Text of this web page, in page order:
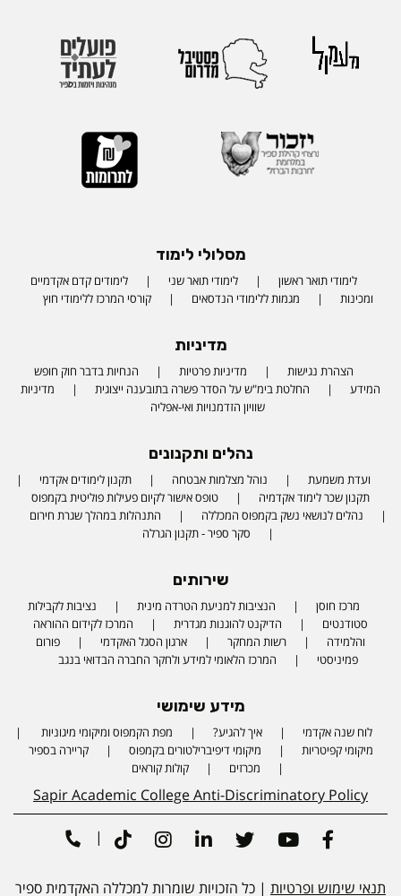
מסלולי לימוד
לימודי תואר ראשון לימודי תואר שני
לימודים קדם אקדמיים
ומכינות
מגמות ללימודי הנדסאים קורסי המרכז ללימודי חוץ
מדיניות
הצהרת נגישות מדיניות פרטיות
הנחיות בדבר חוק חופש
המידע
החלטת בימ"ש על הסדר פשרה בתובענה ייצוגית
מדיניות
שוויון הזדמנויות ואי-אפליה
נהלים ותקנונים
ועדת משמעת נוהל מצלמות אבטחה
תקנון לימודים אקדמי
תקנון שכר לימוד אקדמיה
טופס אישור לקיום פעילות פוליטית בקמפוס
נהלים לנושאי נשק בקמפוס המכללה
התנהלות במהלך שגרת חירום
סקר ספיר - תקנון הגרלה
שירותים
מרכז חוסן הנציבות למניעת הטרדה מינית
נציבות לקבילות
סטודנטים
הדיקנט להוגנות מגדרית
המרכז לקידום ההוראה
והלמידה
רשות המחקר ארגון הסגל האקדמי
פורום
פמיניסטי
המרכז הלאומי למידע ולחקר החברה הבדואי בנגב
מידע שימושי
לוח שנה אקדמי איך להגיע?
מפת הקמפוס ומיקומי מיגוניות
מיקומי קפיטריות
מיקומי דיפיברילטורים בקמפוס
קריירה בספיר
מכרזים
קולות קוראים
Sapir Academic College Anti-Discriminatory Policy
תנאי שימוש ופרטיות | כל הזכויות שומרות למכללה האקדמית ספיר
Facebook
Youtube
Twitter
Linkedin
Instagram
Tiktok
|
Phone number